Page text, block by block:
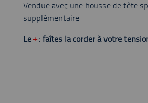
Vendue avec une housse de tête
supplémentaire
Le+: faîtes la corder à votre